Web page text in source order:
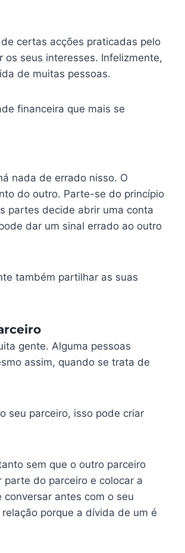
certas acções praticadas pelo
seus interesses. Infelizmente,
de muitas pessoas.
financeira que mais se
nada de errado nisso. O
do outro. Parte-se do princípio
partes decide abrir uma conta
dar um sinal errado ao outro
também partilhar as suas
gente. Alguma pessoas
assim, quando se trata de
seu parceiro, isso pode criar
sem que o outro parceiro
do parceiro e colocar a
antes com o seu
porque a dívida de um é